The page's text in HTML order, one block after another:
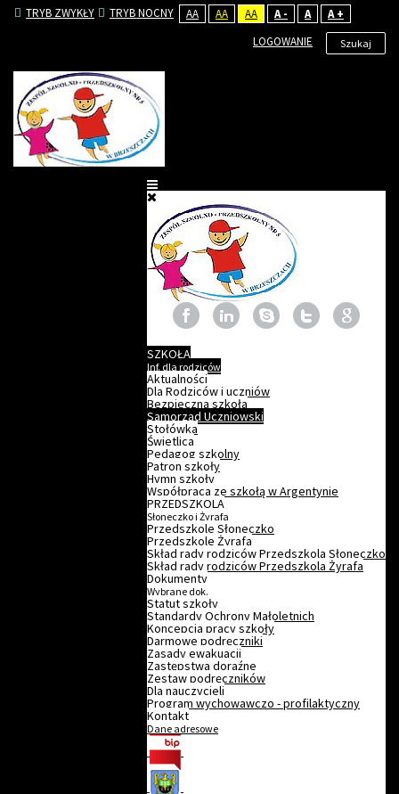
TRYB ZWYKŁY TRYB NOCNY AA AA AA A - A A +
Szukaj
LOGOWANIE
SZKOŁA
Inf. dla rodziców
Aktualności
Dla Rodziców i uczniów
Bezpieczna szkoła
Samorząd Uczniowski
Stołówka
Świetlica
Pedagog szkolny
Patron szkoły
Hymn szkoły
Współpraca ze szkołą w Argentynie
PRZEDSZKOLA
Słoneczko i Żyrafa
Przedszkole Słoneczko
Przedszkole Żyrafa
Skład rady rodziców Przedszkola Słoneczko
Skład rady rodziców Przedszkola Żyrafa
Dokumenty
Wybrane dok.
Statut szkoły
Standardy Ochrony Małoletnich
Koncepcja pracy szkoły
Darmowe podręczniki
Zasady ewakuacji
Zastępstwa doraźne
Zestaw podręczników
Dla nauczycieli
Program wychowawczo - profilaktyczny
Kontakt
Dane adresowe